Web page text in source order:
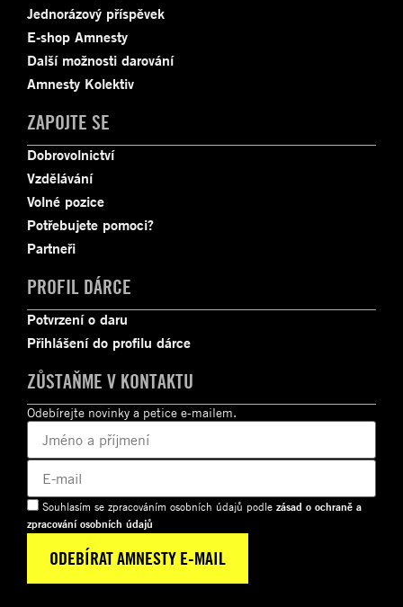
Jednorázový příspěvek
E-shop Amnesty
Další možnosti darování
Amnesty Kolektiv
ZAPOJTE SE
Dobrovolnictví
Vzdělávání
Volné pozice
Potřebujete pomoci?
Partneři
PROFIL DÁRCE
Potvrzení o daru
Přihlášení do profilu dárce
ZŮSTAŇME V KONTAKTU
Odebírejte novinky a petice e-mailem.
Souhlasím se zpracováním osobních údajů podle zásad o ochraně a
zpracování osobních údajů